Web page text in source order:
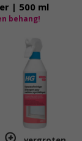
| 500 ml
behang!